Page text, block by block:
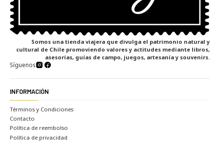
Somos una tienda viajera que divulga el patrimonio natural y
cultural de Chile promoviendo valores y actitudes mediante libros,
asesorías, guías de campo, juegos, artesanía y souvenirs.
Síguenos
INFORMACIÓN
Términos y Condiciones
Contacto
Política de reembolso
Política de privacidad